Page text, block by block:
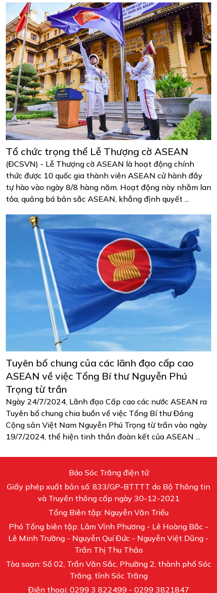
Tổ chức trọng thể Lễ Thượng cờ ASEAN
(ĐCSVN) - Lễ Thượng cờ ASEAN là hoạt động chính
thức được 10 quốc gia thành viên ASEAN cử hành đầy
tự hào vào ngày 8/8 hàng năm. Hoạt động này nhằm lan
tỏa, quảng bá bản sắc ASEAN, khẳng định quyết ...
Tuyên bố chung của các lãnh đạo cấp cao
ASEAN về việc Tổng Bí thư Nguyễn Phú
Trọng từ trần
Ngày 24/7/2024, Lãnh đạo Cấp cao các nước ASEAN ra
Tuyên bố chung chia buồn về việc Tổng Bí thư Đảng
Cộng sản Việt Nam Nguyễn Phú Trọng từ trần vào ngày
19/7/2024, thể hiện tinh thần đoàn kết của ASEAN ...
Báo Sóc Trăng điện tử
Giấy phép xuất bản số: 833/GP-BTTTT do Bộ Thông tin
và Truyền thông cấp ngày 30-12-2021
Tổng Biên tập: Nguyễn Văn Triều
Phó Tổng biên tập: Lâm Vĩnh Phương - Lê Hoàng Bắc -
Lê Minh Trường - Nguyễn Quí Đức - Nguyễn Việt Dũng -
Trần Thị Thu Thảo
Tòa soạn: Số 02, Trần Văn Sắc, Phường 2, thành phố Sóc
Trăng, tỉnh Sóc Trăng
Điện thoại: 0299 3 822499 - 0299 3821847